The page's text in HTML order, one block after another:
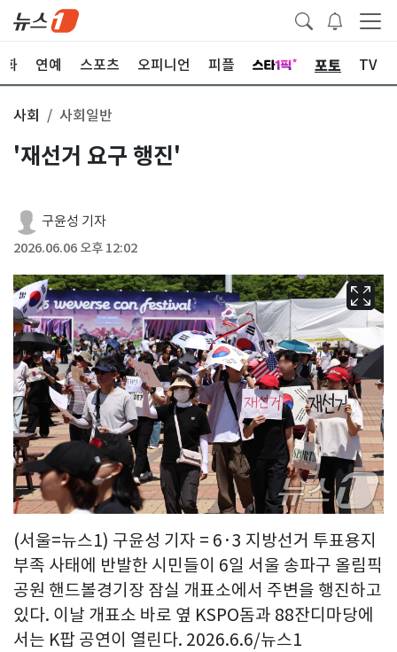
화 연예 스포츠 오피니언 피플 포토 TV
사회 사회일반
'재선거 요구 행진'
구윤성 기자
2026.06.06 오후 12:02
(서울=뉴스1) 구윤성 기자 = 6·3 지방선거 투표용지
부족 사태에 반발한 시민들이 6일 서울 송파구 올림픽
공원 핸드볼경기장 잠실 개표소에서 주변을 행진하고
있다. 이날 개표소 바로 옆 KSPO돔과 88잔디마당에
서는 K팝 공연이 열린다. 2026.6.6/뉴스1